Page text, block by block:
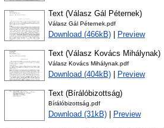
Text (Válasz Gál Péternek)
Válasz Gál Péternek.pdf
Download (466kB) Preview
Text (Válasz Kovács Mihálynak)
Válasz Kovács Mihálynak.pdf
Download (404kB) Preview
Text (Bírálóbizottság)
Bírálóbizottság.pdf
Download (31kB) Preview